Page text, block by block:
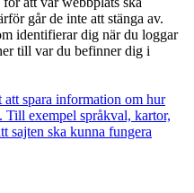
går de inte att stänga av.
identifierar dig när du loggar
till var du befinner dig i
spara information om hur
Till exempel språkval, kartor,
sajten ska kunna fungera